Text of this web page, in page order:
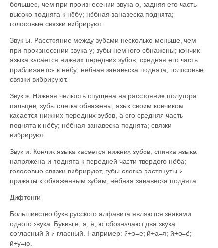
большее, чем при произнесении звука о, задняя его часть
высоко поднята к нёбу; нёбная занавеска поднята;
голосовые связки вибрируют.
Звук ы. Расстояние между зубами несколько меньше, чем
при произнесении звука у; зубы немного обнажены; кончик
языка касается нижних передних зубов, средняя его часть
приближается к нёбу; нёбная занавеска поднята; голосовые
связки вибрируют.
Звук э. Нижняя челюсть опущена на расстояние полутора
пальцев; зубы слегка обнажены; язык своим кончиком
касается нижних передних зубов, а его средняя часть
поднята к нёбу; нёбная занавеска поднята; связки
вибрируют.
Звук и. Кончик языка касается нижних зубов; спинка языка
напряжена и поднята к передней части твердого нёба;
голосовые связки вибрируют, губы слегка растянуты и
прижаты к обнаженным зубам; нёбная занавеска поднята.
Дифтонги
Большинство букв русского алфавита являются знаками
одного звука. Буквы е, я, ё, ю обозначают два звука:
согласный й и гласный. Например: й+э=е; й+а=я; й+о=ё;
й+у=ю.